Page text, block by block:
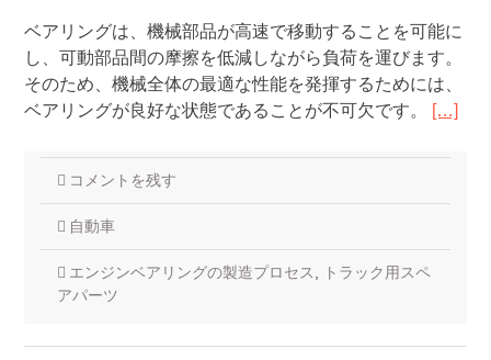
ベアリングは、機械部品が高速で移動することを可能に
し、可動部品間の摩擦を低減しながら負荷を運びます。
そのため、機械全体の最適な性能を発揮するためには、
ベアリングが良好な状態であることが不可欠です。
[…]
コメントを残す
自動車
エンジンベアリングの製造プロセス,
トラック用スペ
アパーツ